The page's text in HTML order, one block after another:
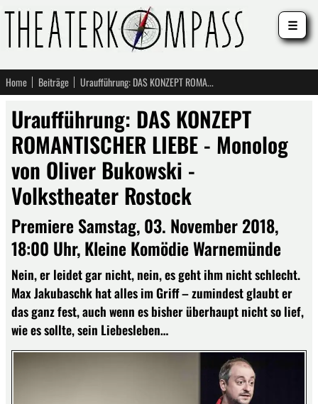
Home Beiträge Uraufführung: DAS KONZEPT ROMANTISCHER LIEBE - Monolog von Oliver Bukowski - Volkstheater Rostock
Uraufführung: DAS KONZEPT
ROMANTISCHER LIEBE - Monolog
von Oliver Bukowski -
Volkstheater Rostock
Premiere Samstag, 03. November 2018,
18:00 Uhr, Kleine Komödie Warnemünde
Nein, er leidet gar nicht, nein, es geht ihm nicht schlecht.
Max Jakubaschk hat alles im Griff – zumindest glaubt er
das ganz fest, auch wenn es bisher überhaupt nicht so lief,
wie es sollte, sein Liebesleben…
☰